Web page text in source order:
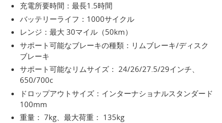
充電所要時間：最長1.5時間
バッテリーライフ：1000サイクル
レンジ：最大 30マイル（50km）
サポート可能なブレーキの種類：リムブレーキ/ディスク
ブレーキ
サポート可能なリムサイズ： 24/26/27.5/29インチ、
650/700c
ドロップアウトサイズ：インターナショナルスタンダード
100mm
重量： 7kg、最大荷重： 135kg